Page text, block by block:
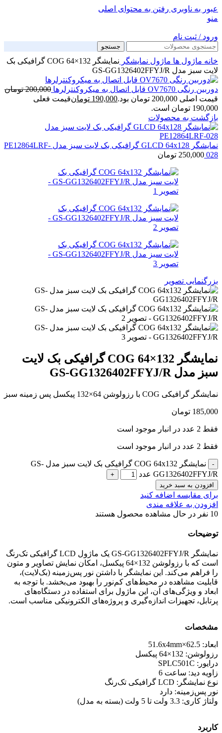
عبور به ناوبری رفتن به محتوای اصلی
منو
ورود / ثبت نام
جستجو
خانه ماژول ها ماژول نمایشگر
نمایشگر COG 64×132 گرافیکی بک
لایت سبز مدل GS-GG1326402FFYJ/R
دوربین رنگی OV7670 قابل اتصال به میکروکنترلرها 200,000 تومان
قیمت اصلی 200,000 تومان بود.
190,000 تومانقیمت فعلی
190,000 تومان است.
بازگشت به محصولات
نمایشگر GLCD 64x128 گرافیکی بک لایت سبز مدل PE12864LRF-
028
250,000 تومان
بزرگنمایی تصویر
نمایشگر COG 64×132 گرافیکی بک لایت
سبز مدل GS-GG1326402FFYJ/R
نمایشگر گرافیکی COG با رزولوشن 64×132 پیکسل پس زمینه سبز
185,000 تومان
فقط 2 عدد در انبار موجود است
فقط 2 عدد در انبار موجود است
نمایشگر COG 64x132 گرافیکی بک لایت سبز مدل GS-
GG1326402FFYJ/R عدد
افزودن به سبد خرید
برای مقایسه اضافه کنید
افزودن به علاقه مندی
10 نفر در حال مشاهده محصول هستند
توضیحات
نمایشگر GS-GG1326402FFYJ/R یک ماژول LCD گرافیکی تک‌رنگ
است که با رزولوشن 132×64 پیکسل، امکان نمایش تصاویر و متون
را فراهم می‌کند. این نمایشگر با داشتن نور پس‌زمینه (بک‌لایت)،
قابلیت مشاهده در محیط‌های کم‌نور را بهبود می‌بخشد. با توجه به
ابعاد و ویژگی‌های آن، این ماژول برای استفاده در دستگاه‌های
پرتابل، تجهیزات اندازه‌گیری و پروژه‌های الکترونیکی مناسب است.
مشخصات
ابعاد: 62.5×51.6x4mm
رزولوشن: 132×64 پیکسل
درایور: SPLC501C
زاویه دید: ساعت 6
نوع نمایشگر: LCD گرافیکی تک‌رنگ
نور پس‌زمینه: دارد
ولتاژ کاری: 3.3 ولت تا 5 ولت (بسته به مدل)
کاربرد